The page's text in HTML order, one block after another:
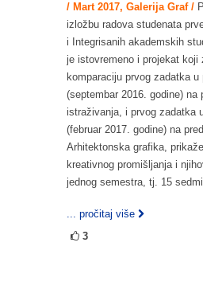
/ Mart 2017, Galerija Graf /
izložbu radova studenata
i Integrisanih akademskih
je istovremeno i projekat koji
komparaciju prvog zadatka
(septembar 2016. godine) na
istraživanja, i prvog zadatka
(februar 2017. godine) na
Arhitektonska grafika,
kreativnog promišljanja i
jednog semestra, tj. 15
... pročitaj više
3